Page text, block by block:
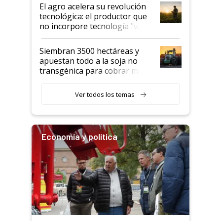
El agro acelera su revolución
tecnológica: el productor que
no incorpore tecnología "va a
perder el tren"
Siembran 3500 hectáreas y
apuestan todo a la soja no
transgénica para cobrar más
Ver todos los temas
Economía y política